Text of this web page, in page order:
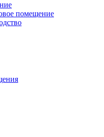
помещение